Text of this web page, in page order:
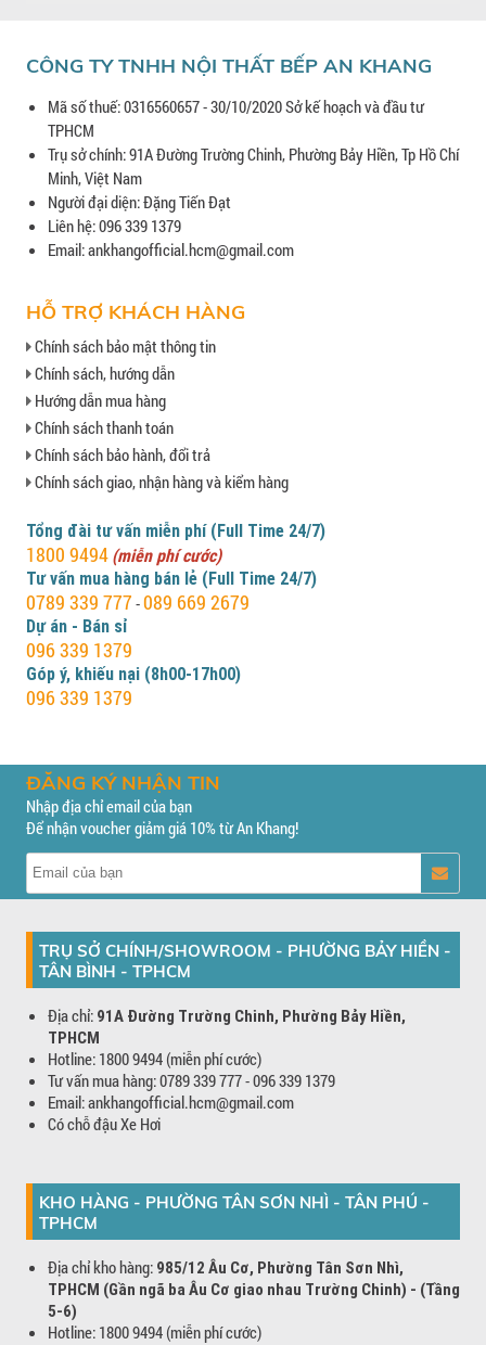
CÔNG TY TNHH NỘI THẤT BẾP AN KHANG
Mã số thuế: 0316560657 - 30/10/2020 Sở kế hoạch và đầu tư
TPHCM
Trụ sở chính: 91A Đường Trường Chinh, Phường Bảy Hiền, Tp Hồ Chí
Minh, Việt Nam
Người đại diện: Đặng Tiến Đạt
Liên hệ: 096 339 1379
Email: ankhangofficial.hcm@gmail.com
HỖ TRỢ KHÁCH HÀNG
Chính sách bảo mật thông tin
Chính sách, hướng dẫn
Hướng dẫn mua hàng
Chính sách thanh toán
Chính sách bảo hành, đổi trả
Chính sách giao, nhận hàng và kiểm hàng
Tổng đài tư vấn miễn phí (Full Time 24/7)
1800 9494 (miễn phí cước)
Tư vấn mua hàng bán lẻ (Full Time 24/7)
0789 339 777 -089 669 2679
Dự án - Bán sỉ
096 339 1379
Góp ý, khiếu nại (8h00-17h00)
096 339 1379
ĐĂNG KÝ NHẬN TIN
Nhập địa chỉ email của bạn
Để nhận voucher giảm giá 10% từ An Khang!
TRỤ SỞ CHÍNH/SHOWROOM - PHƯỜNG BẢY HIỀN -
TÂN BÌNH - TPHCM
Địa chỉ: 91A Đường Trường Chinh, Phường Bảy Hiền,
TPHCM
Hotline: 1800 9494 (miễn phí cước)
Tư vấn mua hàng: 0789 339 777 - 096 339 1379
Email: ankhangofficial.hcm@gmail.com
Có chỗ đậu Xe Hơi
KHO HÀNG - PHƯỜNG TÂN SƠN NHÌ - TÂN PHÚ -
TPHCM
Địa chỉ kho hàng: 985/12 Âu Cơ, Phường Tân Sơn Nhì,
TPHCM (Gần ngã ba Âu Cơ giao nhau Trường Chinh) - (Tầng
5-6)
Hotline: 1800 9494 (miễn phí cước)